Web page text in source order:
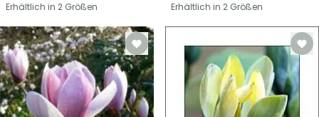
Erhältlich in 2 Größen
Erhältlich in 2 Größen